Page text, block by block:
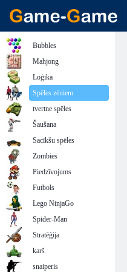
Bubbles
Mahjong
Loģika
Spēles zēniem
tvertne spēles
Šaušana
Sacīkšu spēles
Zombies
Piedzīvojums
Futbols
Lego NinjaGo
Spider-Man
Stratēģija
karš
snaiperis